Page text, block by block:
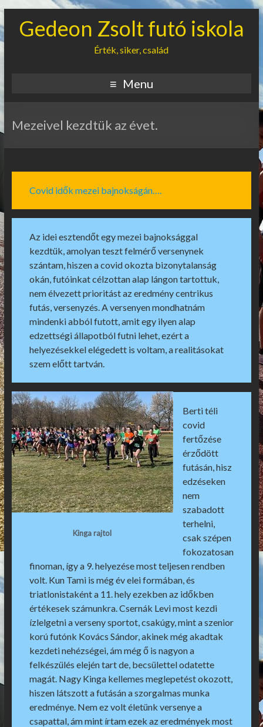
Gedeon Zsolt futó iskola
Érték, siker, család
Menu
Mezeivel kezdtük az évet.
Covid idők mezei bajnokságán….
Az idei esztendőt egy mezei bajnoksággal
kezdtük, amolyan teszt felmérő versenynek
szántam, hiszen a covid okozta bizonytalanság
okán, futóinkat célzottan alap lángon tartottuk,
nem élvezett prioritást az eredmény centrikus
futás, versenyzés. A versenyen mondhatnám
mindenki abból futott, amit egy ilyen alap
edzettségi állapotból futni lehet, ezért a
helyezésekkel elégedett is voltam, a realitásokat
szem előtt tartván.
Kinga rajtol
Berti téli
covid
fertőzése
érződött
futásán, hisz
edzéseken
nem
szabadott
terhelni,
csak szépen
fokozatosan
finoman, így a 9. helyezése most teljesen rendben
volt. Kun Tami is még év elei formában, és
triatlonistaként a 11. hely ezekben az időkben
értékesek számunkra. Csernák Levi most kezdi
ízlelgetni a verseny sportot, csakúgy, mint a szenior
korú futónk Kovács Sándor, akinek még akadtak
kezdeti nehézségei, ám még ő is nagyon a
felkészülés elején tart de, becsülettel odatette
magát. Nagy Kinga kellemes meglepetést okozott,
hiszen látszott a futásán a szorgalmas munka
eredménye. Nem ez volt életünk versenye a
csapattal, ám mint írtam ezek az eredmények most